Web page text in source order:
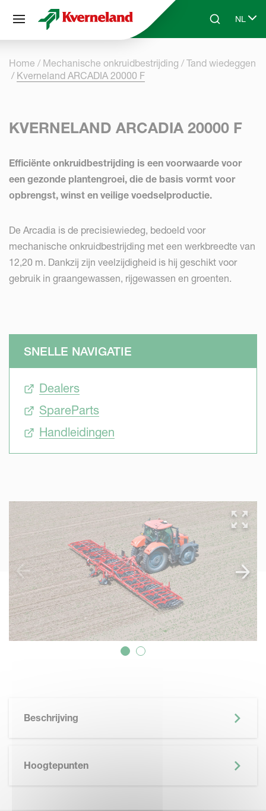
Skip to main contentSearchNL
Select
Home Mechanische onkruidbestrijding
Tand wiedeggen
Kverneland ARCADIA 20000 F
KVERNELAND ARCADIA 20000 F
Efficiënte onkruidbestrijding is een voorwaarde voor
een gezonde plantengroei, die de basis vormt voor
opbrengst, winst en veilige voedselproductie.
De Arcadia is de precisiewiedeg, bedoeld voor
mechanische onkruidbestrijding met een werkbreedte van
12,20 m. Dankzij zijn veelzijdigheid is hij geschikt voor
gebruik in graangewassen, rijgewassen en groenten.
SNELLE NAVIGATIE
Dealers
SpareParts
Handleidingen
Beschrijving
Hoogtepunten
Cookies beheer paneel